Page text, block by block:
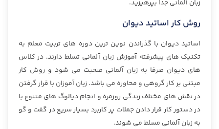
زبان آلمانی جدا بپرهیزید.
روش کار اساتید دیوان
اساتید دیوان با گذراندن نوین ترین دوره های تربیت معلم به
تکنیک های پیشرفته آموزش زبان آلمانی تسلط دارند. در کلاس
های دیوان صرفا به زبان آلمانی صحبت می شود و روش کار
مبتنی بر کار گروهی و محاوره می باشد. زبان آموزان با قرار گرفتن
در نقش های مختلف زندگی روزمره و انجام دیالوگ های متنوع با
در دستور کار قرار دادن جملات پر کاربرد بسیار سریع در گفت و گو
به زبان آلمانی مسلط می شوند.